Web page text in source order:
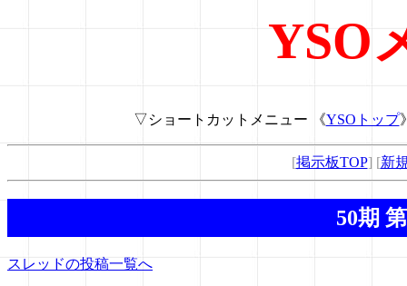
YSO
▽ショートカットメニュー 《YSOトップ
[掲示板TOP] [新
50期
スレッドの投稿一覧へ